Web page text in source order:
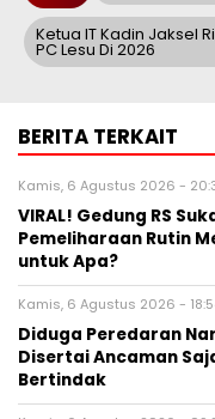
Ketua IT Kadin Jaksel
PC Lesu Di 2026
BERITA TERKAIT
Kamis, 6 Agustus 2026 -
VIRAL! Gedung RS
Pemeliharaan Rutin
untuk Apa?
Kamis, 6 Agustus 2026 -
Diduga Peredaran
Disertai Ancaman
Bertindak